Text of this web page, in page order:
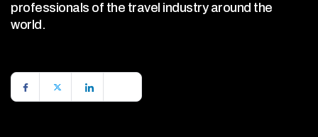
professionals of the travel industry around the
world.